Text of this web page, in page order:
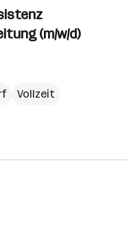
(m/w/d)
Vollzeit